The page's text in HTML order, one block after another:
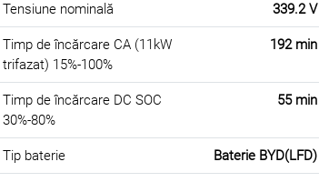
Tensiune nominală 339.2 V
Timp de încărcare CA (11kW
trifazat) 15%-100%
192 min
Timp de încărcare DC SOC
30%-80%
55 min
Tip baterie Baterie BYD(LFD)